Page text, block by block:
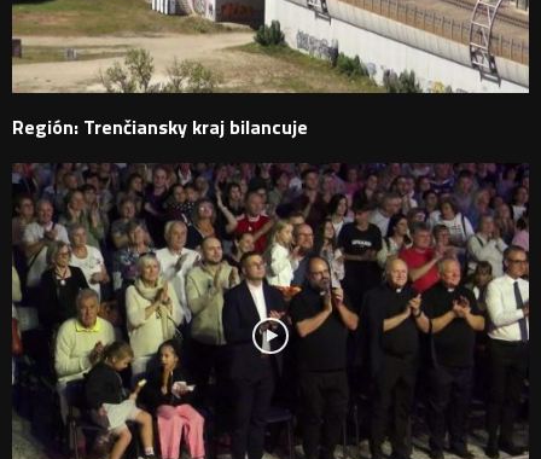
Región: Trenčiansky kraj bilancuje